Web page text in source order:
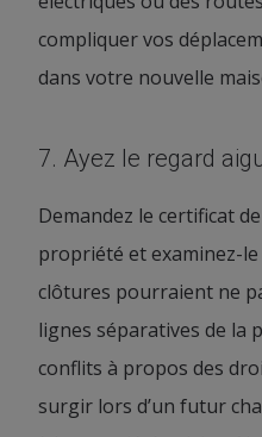
compliquer vos
dans votre nouvelle
7. Ayez le regard
Demandez le certificat
propriété et examinez-
clôtures pourraient ne
lignes séparatives de la
conflits à propos des
surgir lors d’un futur